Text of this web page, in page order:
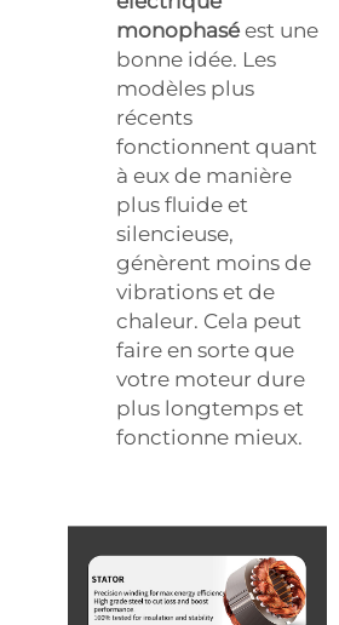
monophaséest une
bonne idée. Les
modèles plus
récents
fonctionnent quant
à eux de manière
plus fluide et
silencieuse,
génèrent moins de
vibrations et de
chaleur. Cela peut
faire en sorte que
votre moteur dure
plus longtemps et
fonctionne mieux.